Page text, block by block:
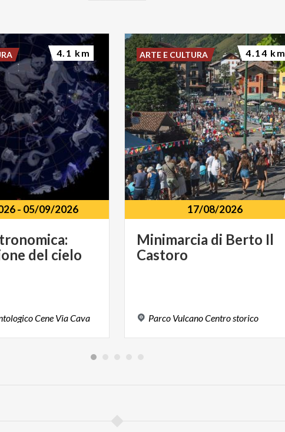
- 05/09/2026
del cielo
Cene ViaCava
4.1 km
17/08/2026
Minimarcia di Berto Il
Castoro
Parco VulcanoCentrostorico
ARTE E CULTURA 4.14 km